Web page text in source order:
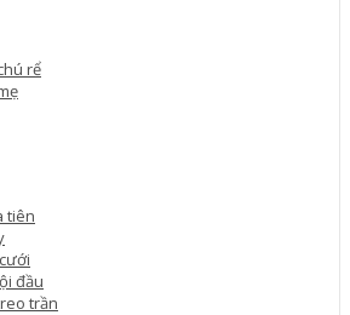
rể
tiên
đầu
trần